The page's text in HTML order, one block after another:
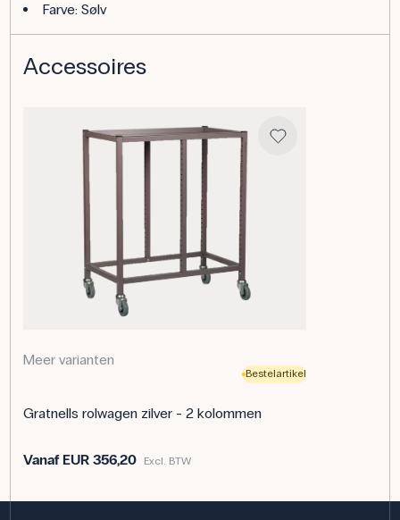
Farve: Sølv
Accessoires
Meer varianten
Bestelartikel
Gratnells rolwagen zilver - 2 kolommen
VanafEUR 356,20 Excl. BTW